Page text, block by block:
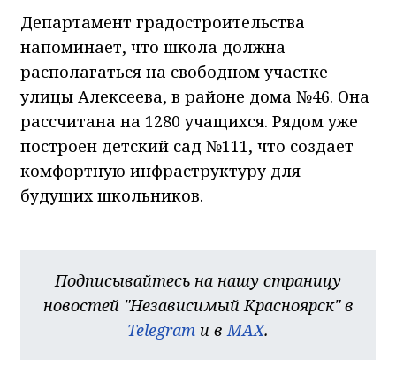
Департамент градостроительства
напоминает, что школа должна
располагаться на свободном участке
улицы Алексеева, в районе дома №46. Она
рассчитана на 1280 учащихся. Рядом уже
построен детский сад №111, что создает
комфортную инфраструктуру для
будущих школьников.
Подписывайтесь на нашу страницу
новостей "Независимый Красноярск" в
Telegram и вMAX.